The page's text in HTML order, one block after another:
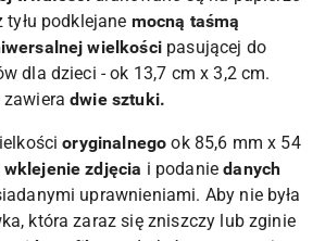
podklejane mocną taśmą
wielkościpasującej do
dla dzieci - ok 13,7 cm x 3,2 cm.
zawieradwie sztuki.
oryginalnego ok 85,6 mm x 54
wklejenie zdjęcia i podaniedanych
uprawnieniami. Aby nie była
która zaraz się zniszczy lub zginie